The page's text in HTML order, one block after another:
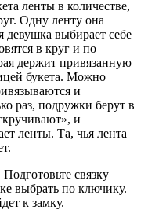
ленты в количестве,
Одну ленту она
девушка выбирает себе
в круг и по
держит привязанную
букета. Можно
и
раз, подружки берут в
и
ленты. Та, чья лента
связку
выбрать по ключику.
к замку.